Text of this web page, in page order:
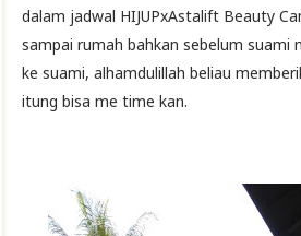
dalam jadwal HIJUPxAstalift Beauty
sampai rumah bahkan sebelum suami
ke suami, alhamdulillah beliau
itung bisa me time kan.